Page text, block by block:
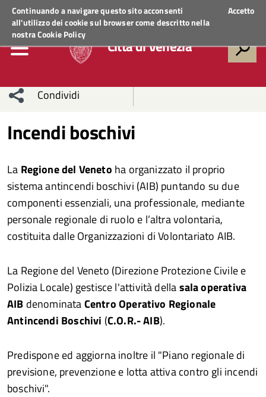
Continuando a navigare questo sito acconsenti
all'utilizzo dei cookie sul browser come descritto nella
nostraCookie Policy
Accetto
Regione VenetoACCEDI AI SERVIZI
Città di Venezia
Condividi
network
Condividi
Condividi
Facebook
su
Twitter
Condividi
su
Facebook
Condividi
su
Whatsapp
Incendi boschivi
La Regione del Veneto ha organizzato il proprio
sistema antincendi boschivi (AIB) puntando su due
componenti essenziali, una professionale, mediante
personale regionale di ruolo e l’altra volontaria,
costituita dalle Organizzazioni di Volontariato AIB.
La Regione del Veneto (Direzione Protezione Civile e
Polizia Locale) gestisce l'attività dellasala operativa
AIB denominataCentro Operativo Regionale
Antincendi Boschivi (C.O.R.- AIB).
Predispone ed aggiorna inoltre il "Piano regionale di
previsione, prevenzione e lotta attiva contro gli incendi
boschivi".